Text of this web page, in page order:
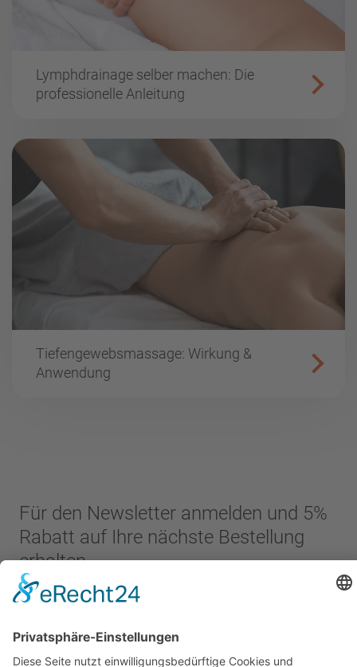
Lymphdrainage selber machen: Die
professionelle Anleitung
Tiefengewebsmassage: Wirkung &
Anwendung
Für den Newsletter anmelden und 5%
Rabatt auf Ihre nächste Bestellung
erhalten...
Vorname
Nachname*